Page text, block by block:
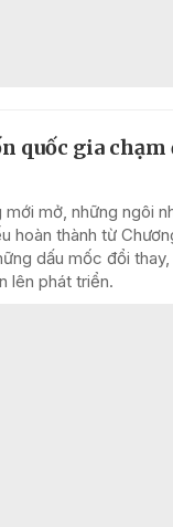
quốc gia chạm
mở, những ngôi
hoàn thành từ
dấu mốc đổi
lên phát triển.